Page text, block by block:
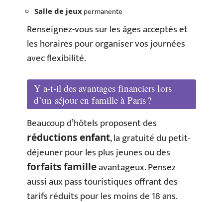
Salle de jeux permanente
Renseignez-vous sur les âges acceptés et
les horaires pour organiser vos journées
avec flexibilité.
Y a-t-il des avantages financiers lors
d’un séjour en famille à Paris ?
Beaucoup d’hôtels proposent des
réductions enfant, la gratuité du petit-
déjeuner pour les plus jeunes ou des
forfaits familleavantageux. Pensez
aussi aux pass touristiques offrant des
tarifs réduits pour les moins de 18 ans.